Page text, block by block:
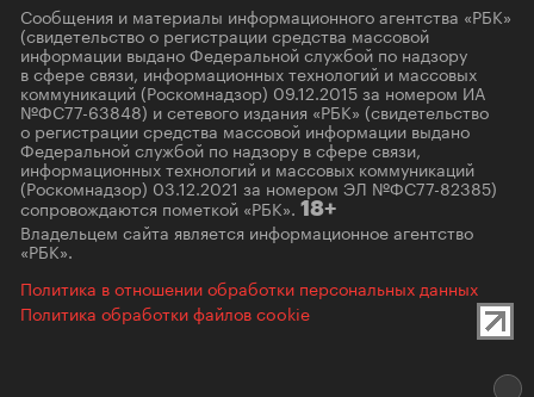
Сообщения и материалы информационного агентства «РБК»
(свидетельство о регистрации средства массовой
информации выдано Федеральной службой по надзору
в сфере связи, информационных технологий и массовых
коммуникаций (Роскомнадзор) 09.12.2015 за номером ИА
№ФС77-63848) и сетевого издания «РБК» (свидетельство
о регистрации средства массовой информации выдано
Федеральной службой по надзору в сфере связи,
информационных технологий и массовых коммуникаций
(Роскомнадзор) 03.12.2021 за номером ЭЛ №ФС77-82385)
сопровождаются пометкой «РБК». 18+
Владельцем сайта является информационное агентство
«РБК».
Политика в отношении обработки персональных данных
Политика обработки файлов cookie